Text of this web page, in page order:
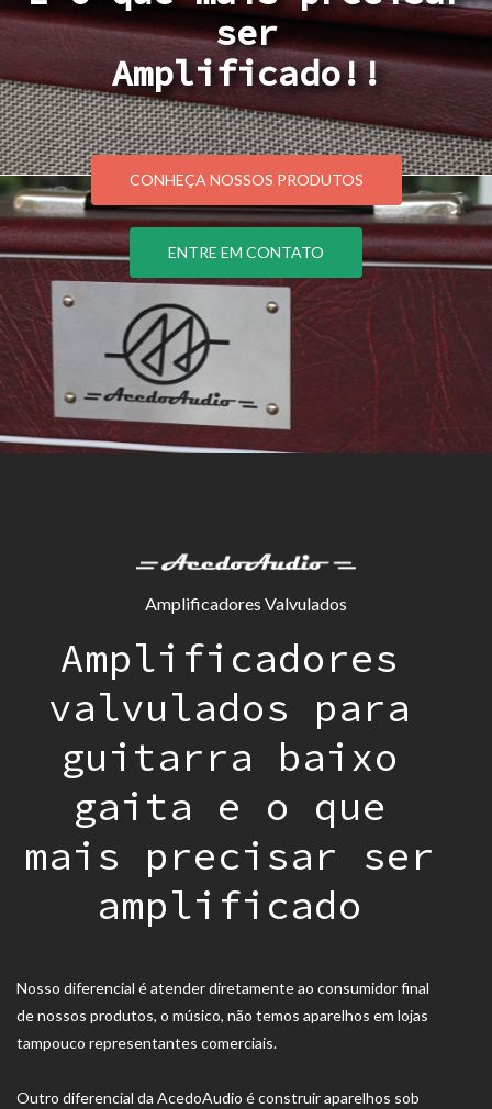
ser
Amplificado!!
CONHEÇA NOSSOS PRODUTOS
ENTRE EM CONTATO
Amplificadores Valvulados
Amplificadores
valvulados para
guitarra baixo
gaita e o que
mais precisar ser
amplificado
Nosso diferencial é atender diretamente ao consumidor final
de nossos produtos, o músico, não temos aparelhos em lojas
tampouco representantes comerciais.
Outro diferencial da AcedoAudio é construir aparelhos sob